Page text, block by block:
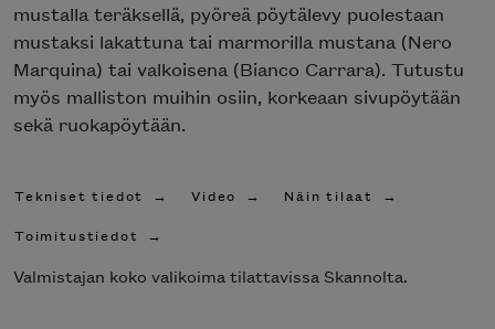
mustalla teräksellä, pyöreä pöytälevy puolestaan
mustaksi lakattuna tai marmorilla mustana (Nero
Marquina) tai valkoisena (Bianco Carrara). Tutustu
myös malliston muihin osiin, korkeaan sivupöytään
sekä ruokapöytään.
Tekniset tiedot Video
Näin tilaat
Toimitustiedot
Valmistajan koko valikoima tilattavissa Skannolta.